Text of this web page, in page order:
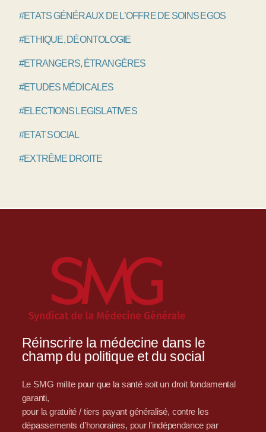
#ETATS GÉNÉRAUX DE L’OFFRE DE SOINS EGOS
#ETHIQUE, DÉONTOLOGIE
#ETRANGERS, ÉTRANGÈRES
#ETUDES MÉDICALES
#ELECTIONS LEGISLATIVES
#ETAT SOCIAL
#EXTRÊME DROITE
Réinscrire la médecine dans le
champ du politique et du social
Le SMG milite pour que la santé soit un droit fondamental
garanti,
pour la gratuité / tiers payant généralisé, contre les
dépassements d’honoraires, pour l’indépendance par